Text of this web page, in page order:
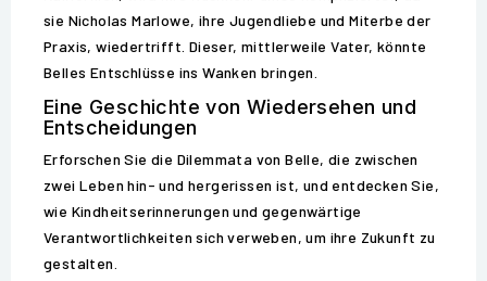
sie Nicholas Marlowe, ihre Jugendliebe und Miterbe der
Praxis, wiedertrifft. Dieser, mittlerweile Vater, könnte
Belles Entschlüsse ins Wanken bringen.
Eine Geschichte von Wiedersehen und
Entscheidungen
Erforschen Sie die Dilemmata von Belle, die zwischen
zwei Leben hin- und hergerissen ist, und entdecken Sie,
wie Kindheitserinnerungen und gegenwärtige
Verantwortlichkeiten sich verweben, um ihre Zukunft zu
gestalten.